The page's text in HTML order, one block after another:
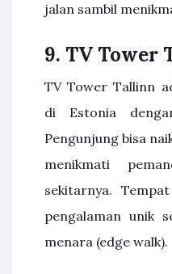
jalan sambil
9. TV Tower
TV Tower Tallinn
di Estonia
Pengunjung bisa
menikmati
sekitarnya.
pengalaman unik
menara (edge walk).